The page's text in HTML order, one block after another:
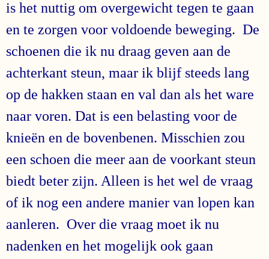
is het nuttig om overgewicht tegen te gaan
en te zorgen voor voldoende beweging. De
schoenen die ik nu draag geven aan de
achterkant steun, maar ik blijf steeds lang
op de hakken staan en val dan als het ware
naar voren. Dat is een belasting voor de
knieën en de bovenbenen. Misschien zou
een schoen die meer aan de voorkant steun
biedt beter zijn. Alleen is het wel de vraag
of ik nog een andere manier van lopen kan
aanleren. Over die vraag moet ik nu
nadenken en het mogelijk ook gaan